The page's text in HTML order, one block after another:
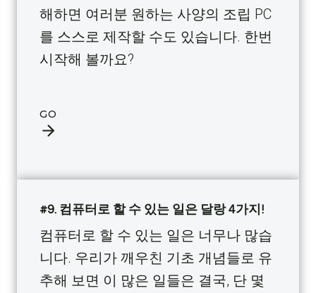
해하면 여러분 원하는 사양의 조립 PC
를 스스로 제작할 수도 있습니다. 한번
시작해 볼까요?
GO
#9. 컴퓨터로 할 수 있는 일은 달랑 4가지!
컴퓨터로 할 수 있는 일은 너무나 많습
니다. 우리가 깨우친 기초 개념들로 유
추해 보면 이 많은 일들은 결국, 단 몇